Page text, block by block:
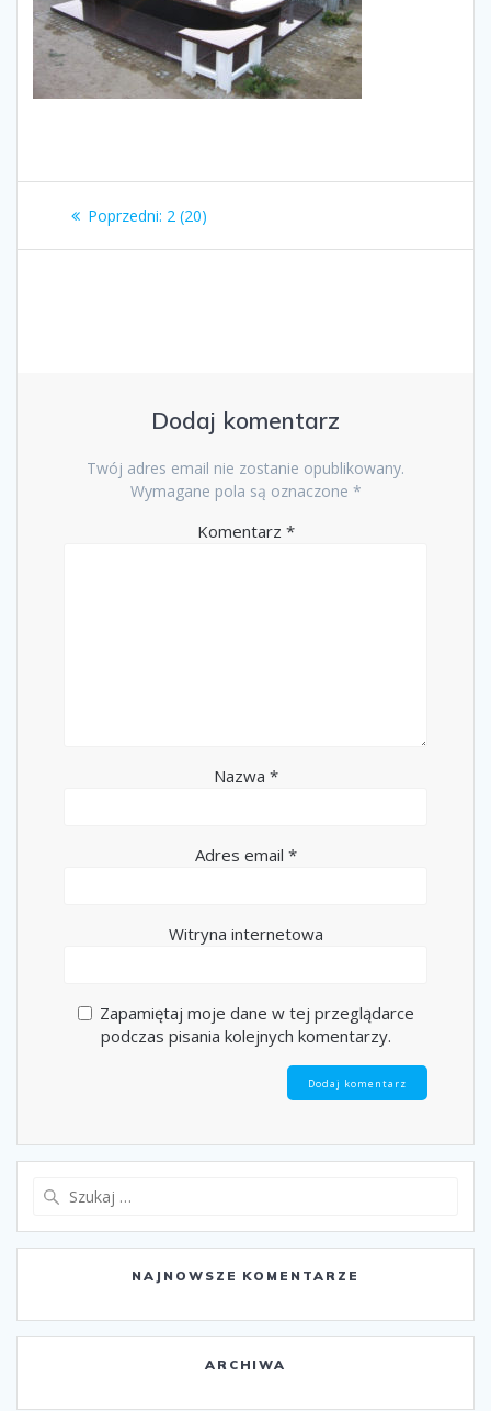
Nawigacja
wpisu
Poprzedni: Poprzedni
2 (20)
Dodaj komentarz
Twój adres email nie zostanie opublikowany.
Wymagane pola są oznaczone *
Komentarz *
Nazwa *
Adres email *
Witryna internetowa
Zapamiętaj moje dane w tej przeglądarce
podczas pisania kolejnych komentarzy.
NAJNOWSZE KOMENTARZE
ARCHIWA